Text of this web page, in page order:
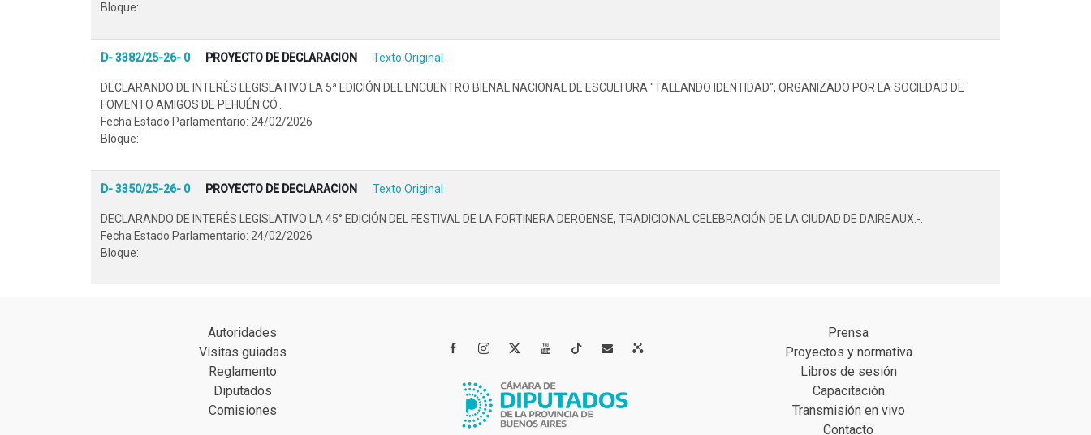
Bloque:
D- 3382/25-26- 0 PROYECTO DE DECLARACION Texto Original
DECLARANDO DE INTERÉS LEGISLATIVO LA 5ª EDICIÓN DEL ENCUENTRO BIENAL NACIONAL DE ESCULTURA "TALLANDO IDENTIDAD", ORGANIZADO POR LA SOCIEDAD DE
FOMENTO AMIGOS DE PEHUÉN CÓ..
Fecha Estado Parlamentario: 24/02/2026
Bloque:
D- 3350/25-26- 0 PROYECTO DE DECLARACION Texto Original
DECLARANDO DE INTERÉS LEGISLATIVO LA 45° EDICIÓN DEL FESTIVAL DE LA FORTINERA DEROENSE, TRADICIONAL CELEBRACIÓN DE LA CIUDAD DE DAIREAUX.-.
Fecha Estado Parlamentario: 24/02/2026
Bloque:
Autoridades
Visitas guiadas
Reglamento
Diputados
Comisiones
   
Prensa
Proyectos y normativa
Libros de sesión
Capacitación
Transmisión en vivo
Contacto